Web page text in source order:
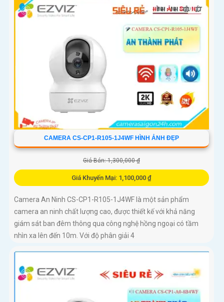
CAMERA CS-CP1-R105-1J4WF HÌNH ẢNH ĐẸP
Giá Bán: 1,300,000 ₫
Giá Khuyến Mại: 1,100,000 ₫
Camera An Ninh CS-CP1-R105-1J4WF là một sản phẩm
camera an ninh chất lượng cao, được thiết kế với khả năng
giám sát ban đêm thông qua công nghệ hồng ngoại có tầm
nhìn xa lên đến 10m. Với độ phân giải 4